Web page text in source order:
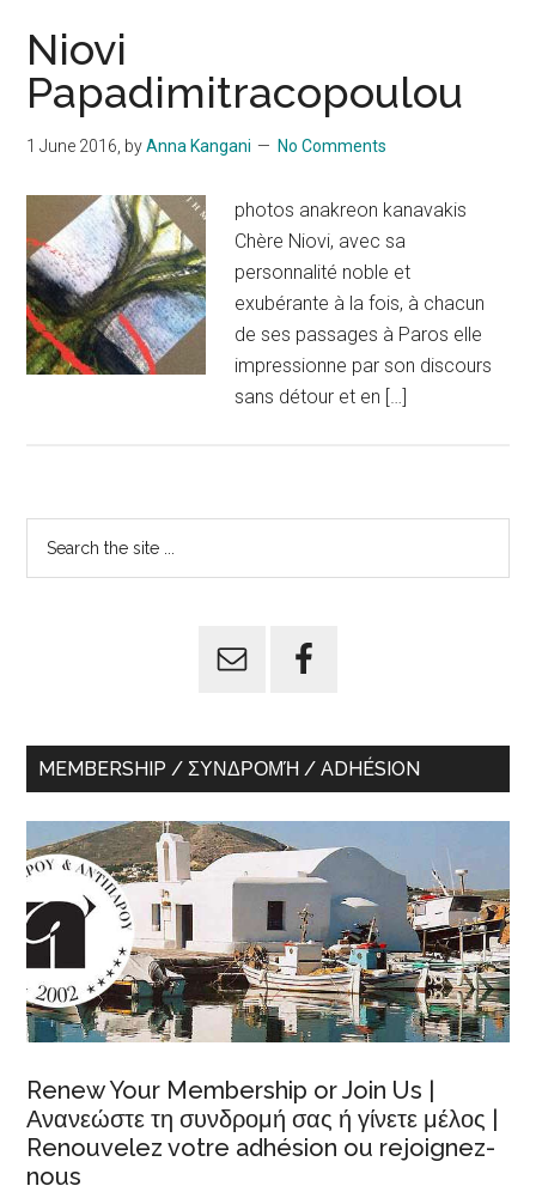
Niovi
Papadimitracopoulou
1 June 2016, byAnna Kangani No Comments
photos anakreon kanavakis
Chère Niovi, avec sa
personnalité noble et
exubérante à la fois, à chacun
de ses passages à Paros elle
impressionne par son discours
sans détour et en […]
Primary
Sidebar
MEMBERSHIP / ΣΥΝΔΡΟΜΉ / ADHÉSION
Renew Your Membership or Join Us |
Ανανεώστε τη συνδρομή σας ή γίνετε μέλος |
Renouvelez votre adhésion ou rejoignez-
nous